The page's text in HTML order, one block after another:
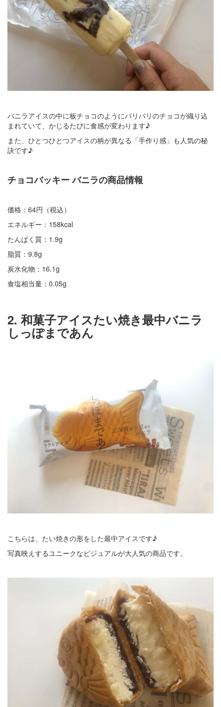
バニラアイスの中に板チョコのようにパリパリのチョコが織り込
まれていて、かじるたびに食感が変わります♪
また、ひとつひとつアイスの柄が異なる「手作り感」も人気の秘
訣です♪
チョコバッキー バニラの商品情報
価格：64円（税込）
エネルギー：158kcal
たんぱく質：1.9g
脂質：9.8g
炭水化物：16.1g
食塩相当量：0.05g
2. 和菓子アイスたい焼き最中バニラ
しっぽまであん
こちらは、たい焼きの形をした最中アイスです♪
写真映えするユニークなビジュアルが大人気の商品です。